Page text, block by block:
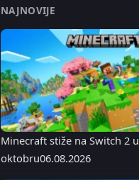
NAJNOVIJE
Minecraft stiže na Switch 2 u
oktobru06.08.2026